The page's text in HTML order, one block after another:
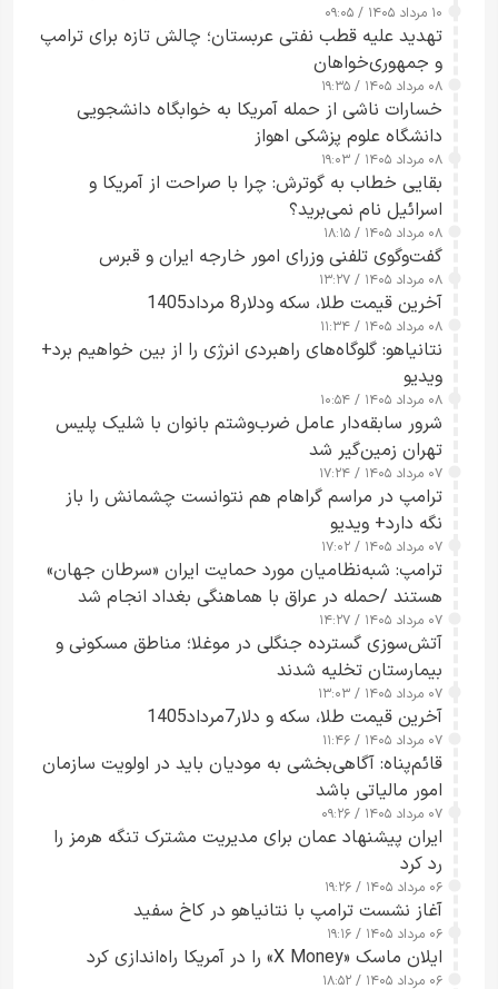
۱۰ مرداد ۱۴۰۵ / ۰۹:۰۵
تهدید علیه قطب نفتی عربستان؛ چالش تازه برای ترامپ
و جمهوری‌خواهان
۰۸ مرداد ۱۴۰۵ / ۱۹:۳۵
خسارات ناشی از حمله آمریکا به خوابگاه دانشجویی
دانشگاه علوم پزشکی اهواز
۰۸ مرداد ۱۴۰۵ / ۱۹:۰۳
بقایی خطاب به گوترش: چرا با صراحت از آمریکا و
اسرائیل نام نمی‌برید؟
۰۸ مرداد ۱۴۰۵ / ۱۸:۱۵
گفت‌وگوی تلفنی وزرای امور خارجه ایران و قبرس
۰۸ مرداد ۱۴۰۵ / ۱۳:۲۷
آخرین قیمت طلا، سکه ودلار8 مرداد1405
۰۸ مرداد ۱۴۰۵ / ۱۱:۳۴
نتانیاهو: گلوگاه‌های راهبردی انرژی را از بین خواهیم برد+
ویدیو
۰۸ مرداد ۱۴۰۵ / ۱۰:۵۴
شرور سابقه‌دار عامل ضرب‌وشتم بانوان با شلیک پلیس
تهران زمین‌گیر شد
۰۷ مرداد ۱۴۰۵ / ۱۷:۲۴
ترامپ در مراسم گراهام هم نتوانست چشمانش را باز
نگه دارد+ ویدیو
۰۷ مرداد ۱۴۰۵ / ۱۷:۰۲
ترامپ: شبه‌نظامیان مورد حمایت ایران «سرطان جهان»
هستند /حمله در عراق با هماهنگی بغداد انجام شد
۰۷ مرداد ۱۴۰۵ / ۱۴:۲۷
آتش‌سوزی گسترده جنگلی در موغلا؛ مناطق مسکونی و
بیمارستان تخلیه شدند
۰۷ مرداد ۱۴۰۵ / ۱۳:۰۳
آخرین قیمت طلا، سکه و دلار7مرداد1405
۰۷ مرداد ۱۴۰۵ / ۱۱:۴۶
قائم‌پناه: آگاهی‌بخشی به مودیان باید در اولویت سازمان
امور مالیاتی باشد
۰۷ مرداد ۱۴۰۵ / ۰۹:۲۶
ایران پیشنهاد عمان برای مدیریت مشترک تنگه هرمز را
رد کرد
۰۶ مرداد ۱۴۰۵ / ۱۹:۲۶
آغاز نشست ترامپ با نتانیاهو در کاخ سفید
۰۶ مرداد ۱۴۰۵ / ۱۹:۱۶
ایلان ماسک «X Money» را در آمریکا راه‌اندازی کرد
۰۶ مرداد ۱۴۰۵ / ۱۸:۵۲